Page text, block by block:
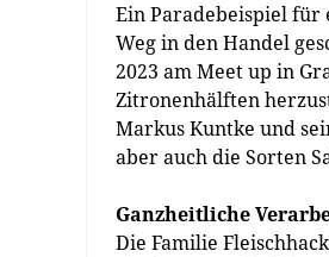
Ein Paradebeispiel für
Weg in den Handel
2023 am Meet up in
Zitronenhälften
Markus Kuntke und
aber auch die Sorten
Ganzheitliche
Die Familie